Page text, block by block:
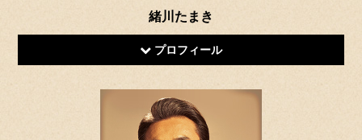
緒川たまき
プロフィール